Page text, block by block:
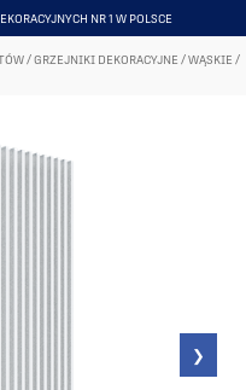
DEKORACYJNYMI
/GRZEJNIKI DEKORACYJNE /WĄSKIE /
❯